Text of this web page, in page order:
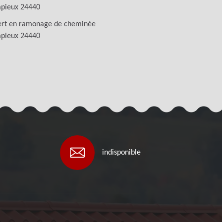
24440
en ramonage de cheminée
24440
indisponible